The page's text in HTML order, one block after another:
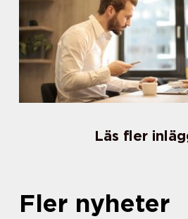
Läs fler
Fler nyheter